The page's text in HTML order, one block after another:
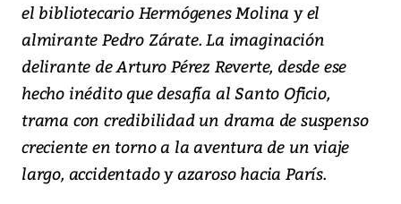
el bibliotecario Hermógenes Molina y el
almirante Pedro Zárate. La imaginación
delirante de Arturo Pérez Reverte, desde ese
hecho inédito que desafía al Santo Oficio,
trama con credibilidad un drama de suspenso
creciente en torno a la aventura de un viaje
largo, accidentado y azaroso hacia París.